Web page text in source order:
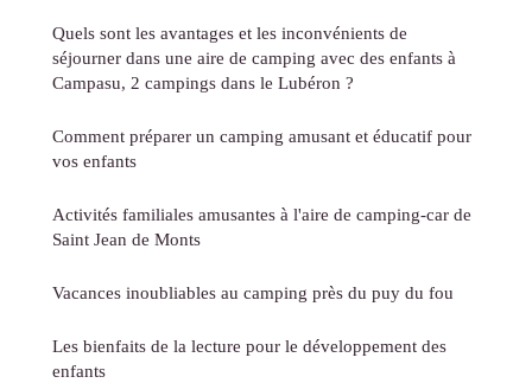
Quels sont les avantages et les inconvénients de
séjourner dans une aire de camping avec des enfants à
Campasu, 2 campings dans le Lubéron ?
Comment préparer un camping amusant et éducatif pour
vos enfants
Activités familiales amusantes à l'aire de camping-car de
Saint Jean de Monts
Vacances inoubliables au camping près du puy du fou
Les bienfaits de la lecture pour le développement des
enfants